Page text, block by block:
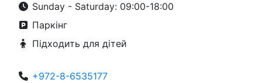
Sunday - Saturday: 09:00-18:00
Паркінг
Підходить для дітей
+972-8-6535177